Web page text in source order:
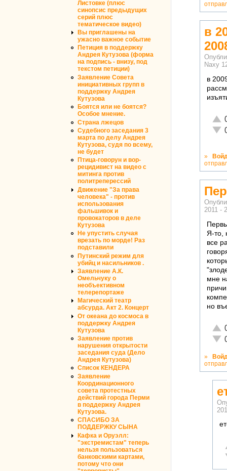
Листовке (плюс
синопсис предыдущих
серий плюс
тематическое видео)
Вы приглашены на
ужасно важное событие
Петиция в поддержку
Андрея Кутузова (форма
на подпись - внизу, под
текстом петиции)
Заявление Совета
инициативных групп в
поддержку Андрея
Кутузова
Боятся или не боятся?
Особое мнение.
Страна лжецов
Судебного заседания 3
марта по делу Андрея
Кутузова, судя по всему,
не будет
Птица-говорун и вор-
рецидивист на видео с
митинга против
политреперессий
Движение "За права
человека" - против
использования
фальшивок и
провокаторов в деле
Кутузова
Не упустить случая
врезать по морде! Раз
подставили
Путинский режим для
убийц и насильников .
Заявление А.К.
Омельчуку о
необъективном
телерепортаже
Магический театр
абсурда. Акт 2. Концерт
От океана до космоса в
поддержку Андрея
Кутузова
Заявление против
нарушения открытости
заседания суда (Дело
Андрея Кутузова)
Список КЕНДЕРА
Заявление
Координационного
совета протестных
действий города Перми
в поддержку Андрея
Кутузова.
СПАСИБО ЗА
ПОДДЕРЖКУ СЫНА
Кафка и Оруэлл:
"экстремистам" теперь
нельзя пользоваться
банковскими картами,
потому что они
в
Naxy
в
»
2011 -
Я-то,
все
мне
но
»